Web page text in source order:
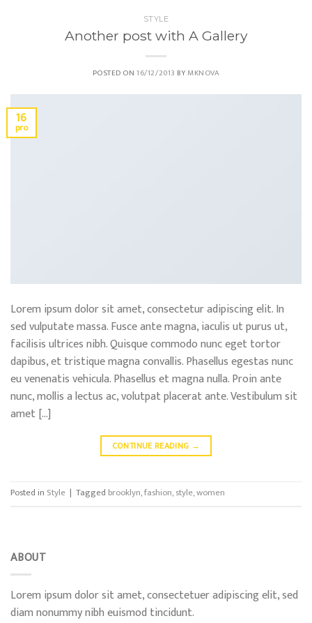
STYLE
Another post with A Gallery
POSTED ON16/12/2013 BY MKNOVA
16
pro
Lorem ipsum dolor sit amet, consectetur adipiscing elit. In
sed vulputate massa. Fusce ante magna, iaculis ut purus ut,
facilisis ultrices nibh. Quisque commodo nunc eget tortor
dapibus, et tristique magna convallis. Phasellus egestas nunc
eu venenatis vehicula. Phasellus et magna nulla. Proin ante
nunc, mollis a lectus ac, volutpat placerat ante. Vestibulum sit
amet […]
CONTINUE READING →
Posted in Style | Tagged brooklyn,fashion,style,women
ABOUT
Lorem ipsum dolor sit amet, consectetuer adipiscing elit, sed
diam nonummy nibh euismod tincidunt.